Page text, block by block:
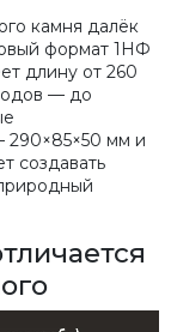
камня далёк
формат 1НФ
длину от 260
— до
290×85×50 мм и
создавать